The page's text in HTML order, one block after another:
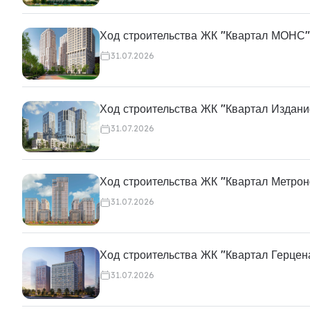
Ход строительства ЖК "Квартал МОНС"
31.07.2026
Ход строительства ЖК "Квартал
31.07.2026
Ход строительства ЖК "Квартал
31.07.2026
Ход строительства ЖК "Квартал
31.07.2026